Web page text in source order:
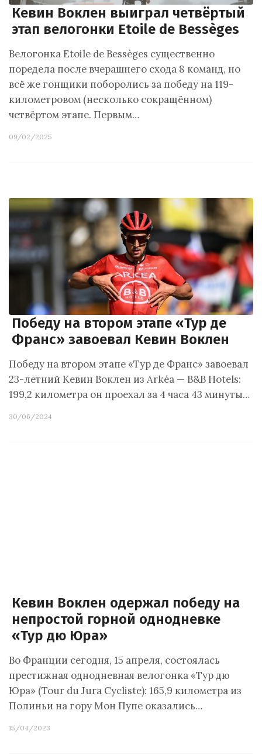
Кевин Воклен выиграл четвёртый
этап велогонки Etoile de Bessèges
Велогонка Etoile de Bessèges существенно
поредела после вчерашнего схода 8 команд, но
всё же гонщики поборолись за победу на 119-
километровом (несколько сокращённом)
четвёртом этапе. Первым…
09/02/2025
Победу на втором этапе «Тур де
Франс» завоевал Кевин Воклен
Победу на втором этапе «Тур де Франс» завоевал
23-летний Кевин Воклен из Arkéa — B&B Hotels:
199,2 километра он проехал за 4 часа 43 минуты…
30/06/2024
Кевин Воклен одержал победу на
непростой горной однодневке
«Тур дю Юра»
Во Франции сегодня, 15 апреля, состоялась
престижная однодневная велогонка «Тур дю
Юра» (Tour du Jura Cycliste): 165,9 километра из
Полиньи на гору Мон Пупе оказались…
15/04/2023